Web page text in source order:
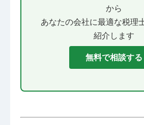
から
あなたの会社に最適な税理
紹介します
無料で相談する